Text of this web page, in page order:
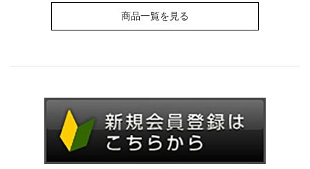
商品一覧を見る